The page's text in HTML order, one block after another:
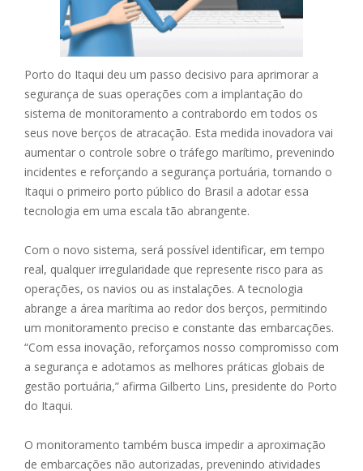
Porto do Itaqui deu um passo decisivo para aprimorar a
segurança de suas operações com a implantação do
sistema de monitoramento a contrabordo em todos os
seus nove berços de atracação. Esta medida inovadora vai
aumentar o controle sobre o tráfego marítimo, prevenindo
incidentes e reforçando a segurança portuária, tornando o
Itaqui o primeiro porto público do Brasil a adotar essa
tecnologia em uma escala tão abrangente.
Com o novo sistema, será possível identificar, em tempo
real, qualquer irregularidade que represente risco para as
operações, os navios ou as instalações. A tecnologia
abrange a área marítima ao redor dos berços, permitindo
um monitoramento preciso e constante das embarcações.
“Com essa inovação, reforçamos nosso compromisso com
a segurança e adotamos as melhores práticas globais de
gestão portuária,” afirma Gilberto Lins, presidente do Porto
do Itaqui.
O monitoramento também busca impedir a aproximação
de embarcações não autorizadas, prevenindo atividades